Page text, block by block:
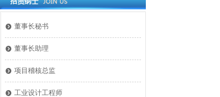
뀹 董事长秘书
뀹 董事长助理
뀹 项目稽核总监
뀹 工业设计工程师